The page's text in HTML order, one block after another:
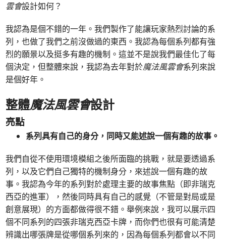
雲會設計如何？
我認為是個不錯的一年。我們製作了能讓玩家熱烈討論的系
列，也做了我們之前沒做過的東西。我認為每個系列都有強
烈的願景以及挺多有趣的機制。這並不是說我們最佳化了每
個決定，但整體來說，我認為去年對於魔法風雲會系列來說
是個好年。
整體魔法風雲會設計
亮點
系列具有自己的身分，同時又能述說一個有趣的故事。
我們自從不使用環境模組之後所面臨的挑戰，就是要透過系
列，以及它們自己獨特的機制身分，來述說一個有趣的故
事。我認為今年的系列對於處理主要的故事焦點（即非瑞克
西亞的進軍），然後同時具有自己的感覺（不管是對局或是
創意展現）的方面都做得很不錯。舉例來說，我可以展示四
個不同系列的四張非瑞克西亞卡牌，而你們也很有可能清楚
辨識出哪張牌是從哪個系列來的，因為每個系列都會以不同